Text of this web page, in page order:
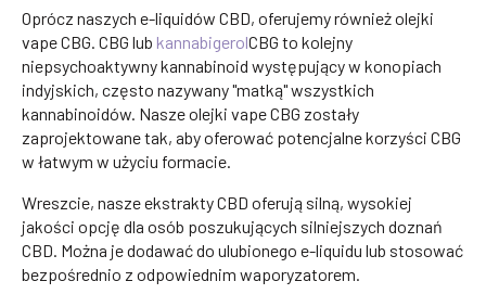
Oprócz naszych e-liquidów CBD, oferujemy również olejki
vape CBG. CBG lub kannabigerolCBG to kolejny
niepsychoaktywny kannabinoid występujący w konopiach
indyjskich, często nazywany "matką" wszystkich
kannabinoidów. Nasze olejki vape CBG zostały
zaprojektowane tak, aby oferować potencjalne korzyści CBG
w łatwym w użyciu formacie.
Wreszcie, nasze ekstrakty CBD oferują silną, wysokiej
jakości opcję dla osób poszukujących silniejszych doznań
CBD. Można je dodawać do ulubionego e-liquidu lub stosować
bezpośrednio z odpowiednim waporyzatorem.